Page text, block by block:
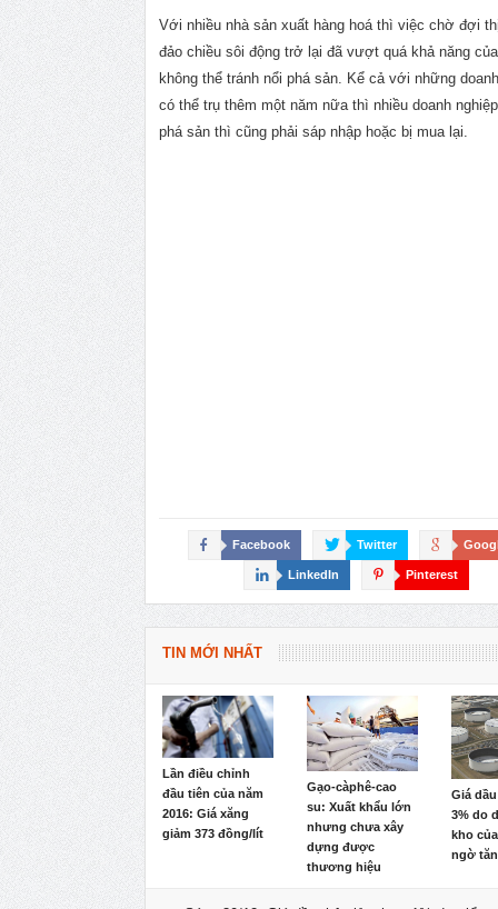
Với nhiều nhà sản xuất hàng hoá thì việc chờ đợi
đảo chiều sôi động trở lại đã vượt quá khả năng
không thể tránh nổi phá sản. Kể cả với những
có thể trụ thêm một năm nữa thì nhiều doanh
phá sản thì cũng phải sáp nhập hoặc bị mua lại.
Facebook Twitter
LinkedIn Pinterest
TIN MỚI NHẤT
Lần điều chỉnh
đầu tiên của năm
2016: Giá xăng
giảm 373 đồng/lít
Gạo-càphê-cao
su: Xuất khẩu lớn
nhưng chưa xây
dựng được
thương hiệu
Giá
3% do
kho
ngờ